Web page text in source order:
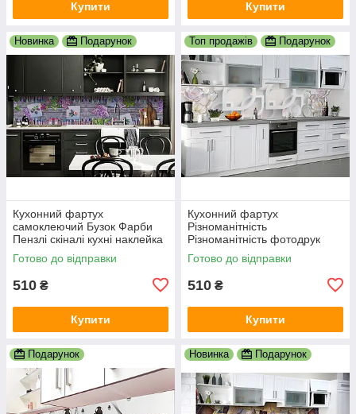
Купити Купити
Новинка Подарунок
Кухонний фартух
самоклеючий Бузок Фарби
Пензлі скіналі кухні наклейка
ПВХ дошки фіолетовий
600х2000 мм
Готово до відправки
510 ₴
Купити
Топ продажів Подарунок
Кухонний фартух
Різноманітність
Різноманітність фотодрук
наклейка на стіну кухні
абстракція 600х2000 мм
Готово до відправки
510 ₴
Купити
Подарунок Новинка Подарунок